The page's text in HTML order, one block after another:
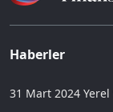
Haberler
31 Mart 2024 Yerel